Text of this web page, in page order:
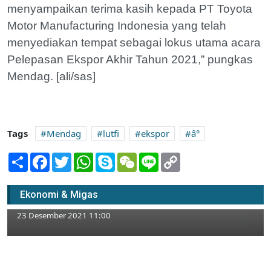
menyampaikan terima kasih kepada PT Toyota
Motor Manufacturing Indonesia yang telah
menyediakan tempat sebagai lokus utama acara
Pelepasan Ekspor Akhir Tahun 2021,” pungkas
Mendag. [ali/sas]
Tags Mendag lutfi ekspor
â°
Share Facebook
TwitterWhatsApp
SkypeWeChatLine
Ekonomi & Migas
Cek Harga Bahan Pokok Jelang Nataru,
Kapolres Tuban Sebut Ada Sejumlah Harga
Naik
23 Desember 2021 11:00